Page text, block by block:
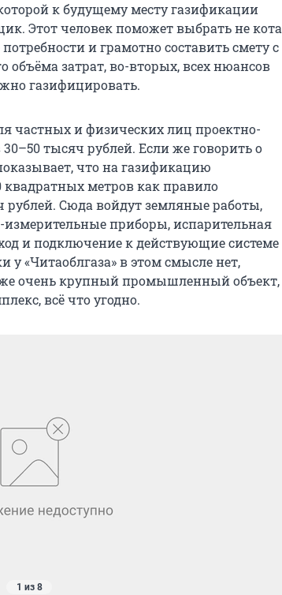
к будущему месту газификации
Этот человек поможет выбрать не кота
и грамотно составить смету с
объёма затрат, во-вторых, всех нюансов
газифицировать.
частных и физических лиц проектно-
тысяч рублей. Если же говорить о
что на газификацию
метров как правило
рублей. Сюда войдут земляные работы,
измерительные приборы, испарительная
и подключение к действующие системе
«Читаоблгаза» в этом смысле нет,
очень крупный промышленный объект,
всё что угодно.
1 из 8